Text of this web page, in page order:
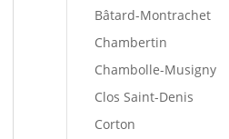
Bâtard-Montrachet
Chambertin
Chambolle-Musigny
Clos Saint-Denis
Corton